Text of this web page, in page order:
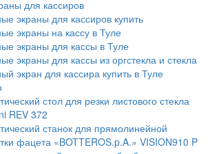
для кассиров
экраны для кассиров купить
экраны на кассу в Туле
экраны для кассы в Туле
экраны для кассы из оргстекла и стекла
экран для кассира купить в Туле
стол для резки листового стекла
REV 372
станок для прямолинейной
фацета «BOTTEROS.p.A.» VISION910 P